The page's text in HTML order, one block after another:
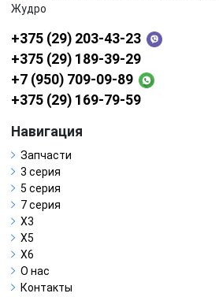
Жудро
+375 (29) 203-43-23
+375 (29) 189-39-29
+7 (950) 709-09-89
+375 (29) 169-79-59
Навигация
Запчасти
3 серия
5 серия
7 серия
X3
X5
X6
О нас
Контакты